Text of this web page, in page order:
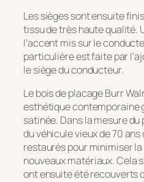
Les sièges sont ensuite
tissu de très haute qualité.
l’accent mis sur le
particulière est faite par
le siège du conducteur.
Le bois de placage Burr
esthétique contemporaine
satinée. Dans la mesure
du véhicule vieux de 70
restaurés pour minimiser
nouveaux matériaux. Cela
ont ensuite été recouverts